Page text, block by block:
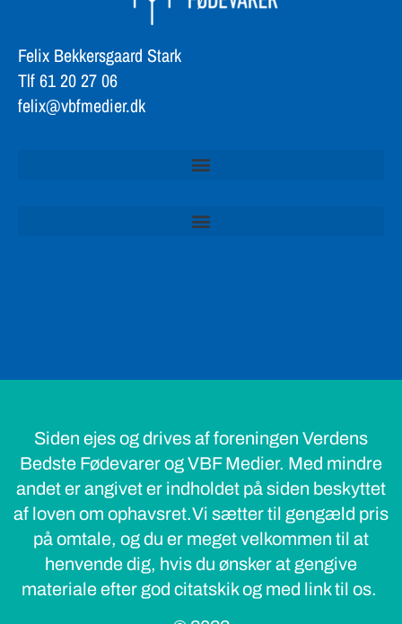
Felix Bekkersgaard Stark
Tlf 61 20 27 06
felix@vbfmedier.dk
Siden ejes og drives af foreningen Verdens
Bedste Fødevarer og VBF Medier. Med mindre
andet er angivet er indholdet på siden beskyttet
af loven om ophavsret.Vi sætter til gengæld pris
på omtale, og du er meget velkommen til at
henvende dig, hvis du ønsker at gengive
materiale efter god citatskik og med link til os.